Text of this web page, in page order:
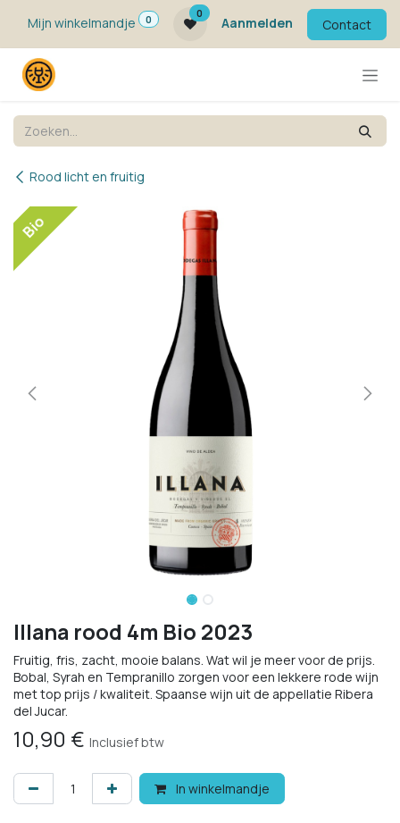
Mijn winkelmandje
0
0
Aanmelden Contact
Rood licht en fruitig
Bio
Illana rood 4m Bio 2023
Fruitig, fris, zacht, mooie balans. Wat wil je meer voor de prijs.
Bobal, Syrah en Tempranillo zorgen voor een lekkere rode wijn
met top prijs / kwaliteit. Spaanse wijn uit de appellatie Ribera
del Jucar.
10,90 € Inclusief btw
In winkelmandje